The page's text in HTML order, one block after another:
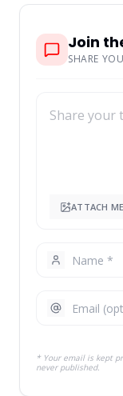
Join
SHARE
ATTACH
* Your email is kept
never published.